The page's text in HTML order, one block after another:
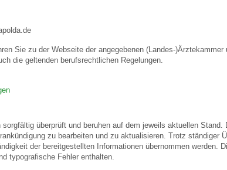
Sie zu der Webseite der angegebenen (Landes-
die geltenden berufsrechtlichen Regelungen.
überprüft und beruhen auf dem jeweils aktuellen
zu bearbeiten und zu aktualisieren. Trotz ständiger
der bereitgestellten Informationen übernommen werden.
typografische Fehler enthalten.